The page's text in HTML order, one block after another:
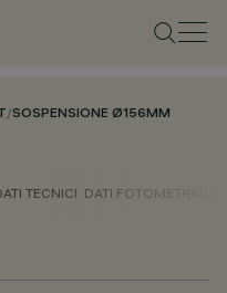
/SOSPENSIONE Ø156MM
TECNICI DATI FOTOMETRICI